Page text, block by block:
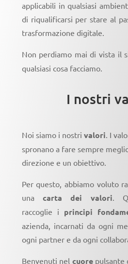
applicabili in qualsiasi
di riqualificarsi per stare al
trasformazione digitale.
Non perdiamo mai di vista il
qualsiasi cosa facciamo.
I nostri
Noi siamo i nostri valori. I
spronano a fare sempre
direzione e un obiettivo.
Per questo, abbiamo voluto
unacarta dei valori.
raccoglie i principi
azienda, incarnati da ogni
ogni partner e da ogni
Benvenuti nel cuorepulsante